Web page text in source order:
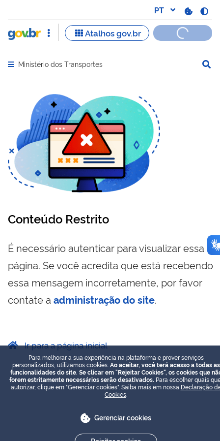
Abrir menu principal de navegação
Ministério dos Transportes
Conteúdo Restrito
É necessário autenticar para visualizar essa
página. Se você acredita que está recebendo
essa mensagem incorretamente, por favor
contate a administração do site.
Ir para a página inicial
Para melhorar a sua experiência na plataforma e prover serviços
personalizados, utilizamos cookies. Ao aceitar, você terá acesso a todas as
funcionalidades do site. Se clicar em "Rejeitar Cookies", os cookies que
forem estritamente necessários serão desativados. Para escolher quais
autorizar, clique em "Gerenciar cookies". Saiba mais em nossa Declaração
Cookies
Gerenciar cookies